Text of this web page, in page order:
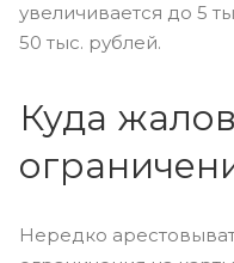
увеличивается до 5
50 тыс. рублей.
Куда
Нередко